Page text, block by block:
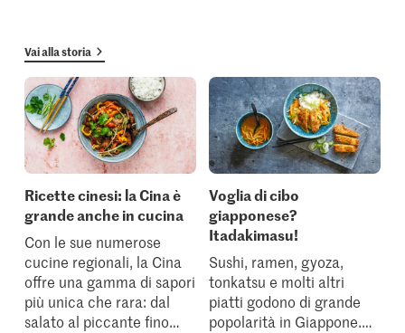
Vai alla storia
Ricette cinesi: la Cina è
grande anche in cucina
Con le sue numerose
cucine regionali, la Cina
offre una gamma di sapori
più unica che rara: dal
salato al piccante fino…
Voglia di cibo
giapponese?
Itadakimasu!
Sushi, ramen, gyoza,
tonkatsu e molti altri
piatti godono di grande
popolarità in Giappone.…